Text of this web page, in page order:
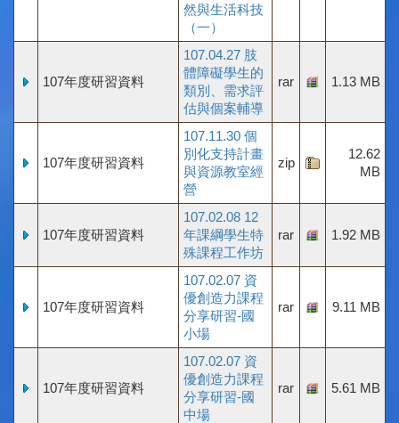
然與生活科技
（一）
107年度研習資料
107.04.27 肢
體障礙學生的
類別、需求評
估與個案輔導
rar 1.13 MB
107年度研習資料
107.11.30 個
別化支持計畫
與資源教室經
營
zip
12.62
MB
107年度研習資料
107.02.08 12
年課綱學生特
殊課程工作坊
rar 1.92 MB
107年度研習資料
107.02.07 資
優創造力課程
分享研習-國
小場
rar 9.11 MB
107年度研習資料
107.02.07 資
優創造力課程
分享研習-國
中場
rar 5.61 MB